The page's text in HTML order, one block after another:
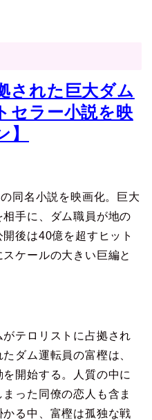
された巨大ダム
セラー小説を映
同名小説を映画化。巨大
手に、ダム職員が地の
後は40億を超すヒット
ケールの大きい巨編と
テロリストに占拠され
ダム運転員の富樫は、
開始する。人質の中に
った同僚の恋人も含ま
る中、富樫は孤独な戦